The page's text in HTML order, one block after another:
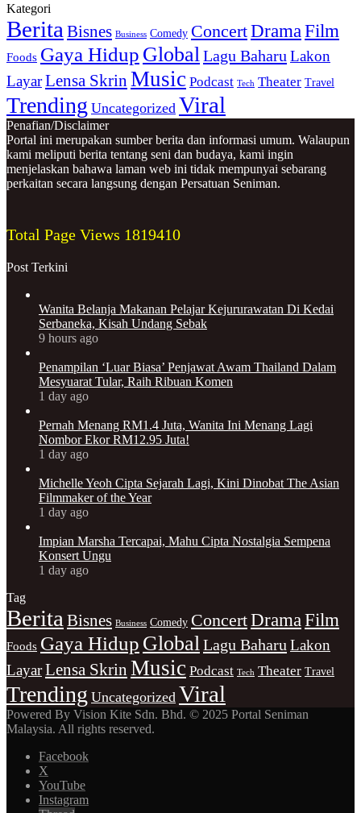
Kategori
Berita Bisnes Business Comedy ConcertDrama Film
Foods Gaya Hidup Global Lagu Baharu Lakon
LayarLensa Skrin Music Podcast Tech Theater Travel
Trending Uncategorized Viral
Penafian/Disclaimer
Portal ini merupakan sumber berita dan informasi umum. Walaupun
kami meliputi berita tentang seni dan budaya, kami ingin
menjelaskan bahawa laman web ini tidak mempunyai sebarang
perkaitan secara langsung dengan Persatuan Seniman.
Total Page Views 1819410
Post Terkini
Wanita Belanja Makanan Pelajar Kejururawatan Di Kedai
Serbaneka, Kisah Undang Sebak
9 hours ago
Penampilan ‘Luar Biasa’ Penjawat Awam Thailand Dalam
Mesyuarat Tular, Raih Ribuan Komen
1 day ago
Pernah Menang RM1.4 Juta, Wanita Ini Menang Lagi
Nombor Ekor RM12.95 Juta!
1 day ago
Michelle Yeoh Cipta Sejarah Lagi, Kini Dinobat The Asian
Filmmaker of the Year
1 day ago
Impian Marsha Tercapai, Mahu Cipta Nostalgia Sempena
Konsert Ungu
1 day ago
Tag
Berita Bisnes Business Comedy ConcertDrama Film
Foods Gaya Hidup Global Lagu Baharu Lakon
LayarLensa Skrin Music Podcast Tech Theater Travel
Trending Uncategorized Viral
Powered By Vision Kite Sdn. Bhd. © 2025 Portal Seniman
Malaysia. All rights reserved.
Facebook
X
YouTube
Instagram